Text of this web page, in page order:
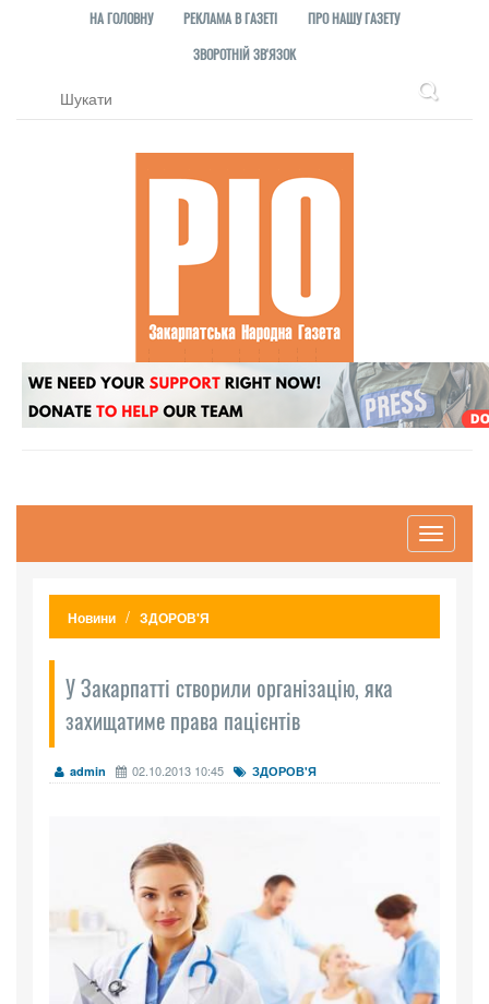
НА ГОЛОВНУ РЕКЛАМА В ГАЗЕТІ
ПРО НАШУ ГАЗЕТУ
ЗВОРОТНІЙ ЗВ'ЯЗОК
Toggle
Новини ЗДОРОВ'Я
У Закарпатті створили організацію, яка
захищатиме права пацієнтів
admin 02.10.2013 10:45 ЗДОРОВ'Я